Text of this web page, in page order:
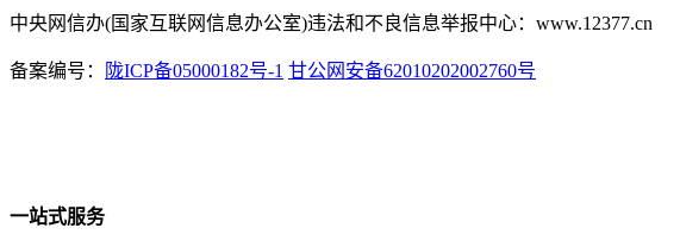
中央网信办(国家互联网信息办公室)违法和不良信息举报中心：www.12377.cn
备案编号： 陇ICP备05000182号-1 甘公网安备62010202002760号
一站式服务